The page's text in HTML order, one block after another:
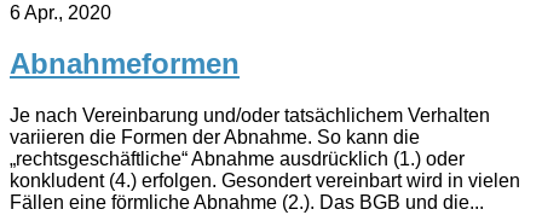
6 Apr., 2020
Abnahmeformen
Je nach Vereinbarung und/oder tatsächlichem Verhalten
variieren die Formen der Abnahme. So kann die
„rechtsgeschäftliche“ Abnahme ausdrücklich (1.) oder
konkludent (4.) erfolgen. Gesondert vereinbart wird in vielen
Fällen eine förmliche Abnahme (2.). Das BGB und die...